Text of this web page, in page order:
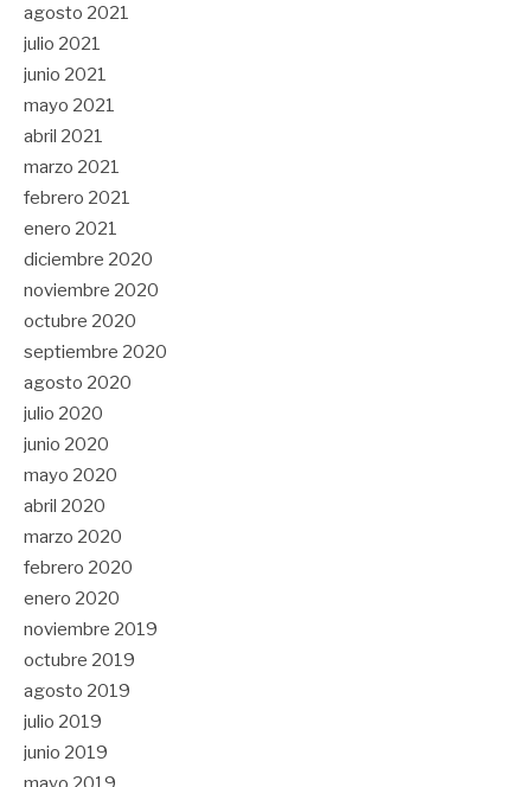
agosto 2021
julio 2021
junio 2021
mayo 2021
abril 2021
marzo 2021
febrero 2021
enero 2021
diciembre 2020
noviembre 2020
octubre 2020
septiembre 2020
agosto 2020
julio 2020
junio 2020
mayo 2020
abril 2020
marzo 2020
febrero 2020
enero 2020
noviembre 2019
octubre 2019
agosto 2019
julio 2019
junio 2019